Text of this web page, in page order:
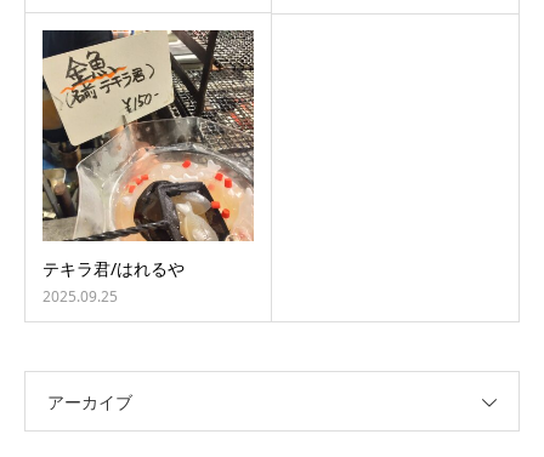
テキラ君/はれるや
2025.09.25
アーカイブ